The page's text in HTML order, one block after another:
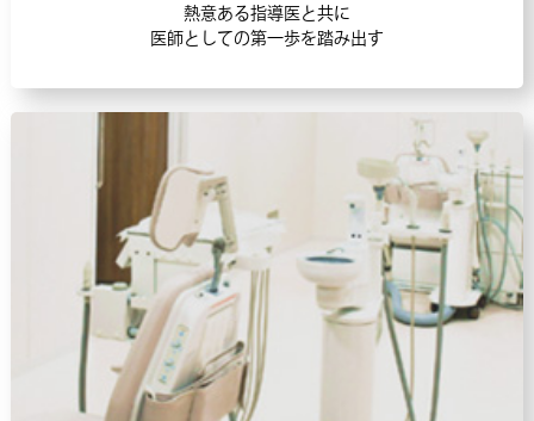
2025.12.12
2026年度特定行為研修募集の受付期間を延長
しました！
2025.10.31
特定行為研修
2026年度特定行為研修募集案内を更新しまし
た。
→終了しました
2025.10.07
熱意ある指導医と共に
医師としての第一歩を踏み出す